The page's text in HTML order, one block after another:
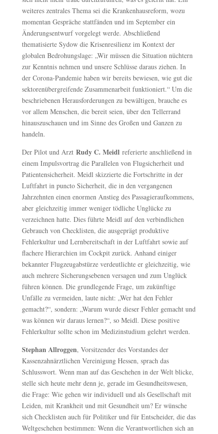
weiteres zentrales Thema sei die Krankenhausreform, wozu
momentan Gespräche stattfänden und im September ein
Änderungsentwurf vorgelegt werde. Abschließend
thematisierte Sydow die Krisenresilienz im Kontext der
globalen Bedrohungslage: „Wir müssen die Situation nüchtern
zur Kenntnis nehmen und unsere Schlüsse daraus ziehen. In
der Corona-Pandemie haben wir bereits bewiesen, wie gut die
sektorenübergreifende Zusammenarbeit funktioniert.“ Um die
beschriebenen Herausforderungen zu bewältigen, brauche es
vor allem Menschen, die bereit seien, über den Tellerrand
hinauszuschauen und im Sinne des Großen und Ganzen zu
handeln.
Der Pilot und Arzt Rudy C. Meidlreferierte anschließend in
einem Impulsvortrag die Parallelen von Flugsicherheit und
Patientensicherheit. Meidl skizzierte die Fortschritte in der
Luftfahrt in puncto Sicherheit, die in den vergangenen
Jahrzehnten einen enormen Anstieg des Passagieraufkommens,
aber gleichzeitig immer weniger tödliche Unglücke zu
verzeichnen hatte. Dies führte Meidl auf den verbindlichen
Gebrauch von Checklisten, die ausgeprägt produktive
Fehlerkultur und Lernbereitschaft in der Luftfahrt sowie auf
flachere Hierarchien im Cockpit zurück. Anhand einiger
bekannter Flugzeugabstürze verdeutlichte er gleichzeitig, wie
auch mehrere Sicherungsebenen versagen und zum Unglück
führen können. Die grundlegende Frage, um zukünftige
Unfälle zu vermeiden, laute nicht: „Wer hat den Fehler
gemacht?“, sondern: „Warum wurde dieser Fehler gemacht und
was können wir daraus lernen?“, so Meidl. Diese positive
Fehlerkultur sollte schon im Medizinstudium gelehrt werden.
Stephan Allroggen, Vorsitzender des Vorstandes der
Kassenzahnärztlichen Vereinigung Hessen, sprach das
Schlusswort. Wenn man auf das Geschehen in der Welt blicke,
stelle sich heute mehr denn je, gerade im Gesundheitswesen,
die Frage: Wie gehen wir individuell und als Gesellschaft mit
Leiden, mit Krankheit und mit Gesundheit um? Er wünsche
sich Checklisten auch für Politiker und für Entscheider, die das
Weltgeschehen bestimmen: Wenn die Verantwortlichen sich an